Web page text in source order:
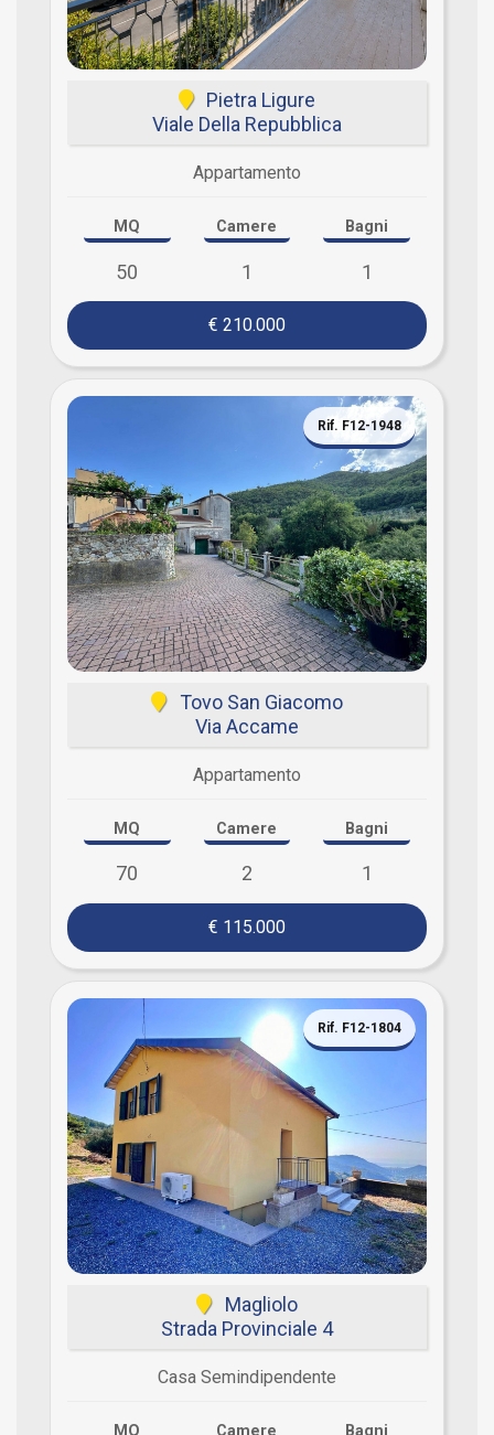
Pietra Ligure
Viale Della Repubblica
Appartamento
MQ
50
Camere
1
Bagni
1
€ 210.000
Rif. F12-1948
Tovo San Giacomo
Via Accame
Appartamento
MQ
70
Camere
2
Bagni
1
€ 115.000
Rif. F12-1804
Magliolo
Strada Provinciale 4
Casa Semindipendente
MQ Camere Bagni